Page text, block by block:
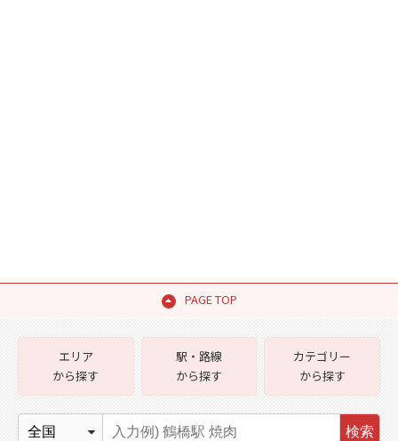
PAGE TOP
エリア
から探す
駅・路線
から探す
カテゴリー
から探す
検索